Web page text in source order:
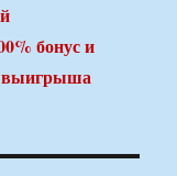
бонус и
выигрыша